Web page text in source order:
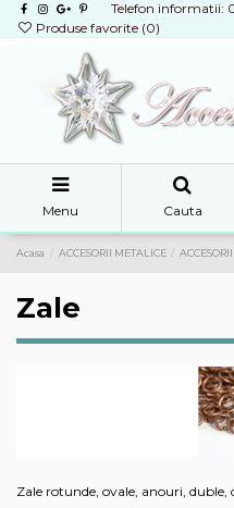
Telefon informatii:
Produse favorite (0)
Menu Cauta
Acasa ACCESORII METALICE
Zale
Zale rotunde, ovale, anouri, duble,